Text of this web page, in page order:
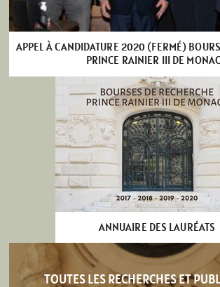
APPEL À CANDIDATURE 2020 (FERMÉ)
PRINCE RAINIER III DE
ANNUAIRE DES LAURÉATS
TOUTES LES RECHERCHES ET